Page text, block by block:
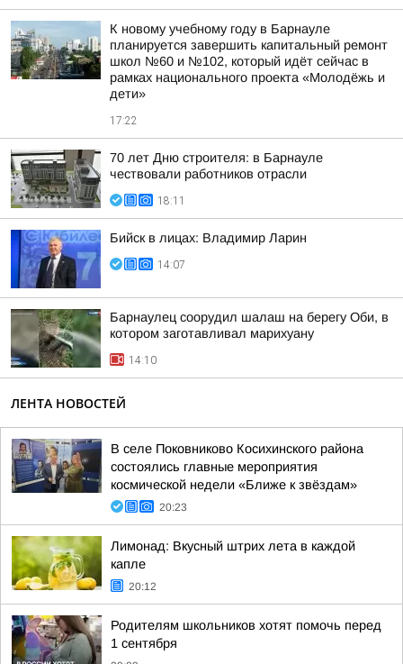
К новому учебному году в Барнауле
планируется завершить капитальный ремонт
школ №60 и №102, который идёт сейчас в
рамках национального проекта «Молодёжь и
дети»
17:22
70 лет Дню строителя: в Барнауле
чествовали работников отрасли
18:11
Бийск в лицах: Владимир Ларин
14:07
Барнаулец соорудил шалаш на берегу Оби, в
котором заготавливал марихуану
14:10
ЛЕНТА НОВОСТЕЙ
В селе Поковниково Косихинского района
состоялись главные мероприятия
космической недели «Ближе к звёздам»
20:23
Лимонад: Вкусный штрих лета в каждой
капле
20:12
Родителям школьников хотят помочь перед
1 сентября